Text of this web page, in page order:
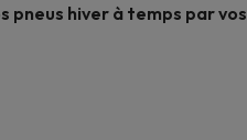
pneus hiver à temps par vos